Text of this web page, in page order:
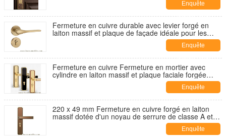
Enquête
maintenant
Fermeture en cuivre durable avec levier forgé en
laiton massif et plaque de façade idéale pour les
applications d'entrée et de façade sur les portes en
Enquête
maintenant
Fermeture en cuivre Fermeture en mortier avec
cylindre en laiton massif et plaque faciale forgée
Idéal pour les portes en bois et en métal de classe A
Enquête
maintenant
220 x 49 mm Fermeture en cuivre forgé en laiton
massif dotée d'un noyau de serrure de classe A et
de plusieurs options de serrure en mortier
compatibles avec les portes en bois et en métal
Enquête